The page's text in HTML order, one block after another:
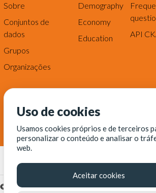
Sobre
Conjuntos de
dados
Grupos
Organizações
Demography
Economy
Education
API
© Fortaleza Digital || CITINOVA - Fundação
Uso de cookies
Usamos cookies próprios e de terceiros
personalizar o conteúdo e analisar o
web.
Aceitar cookies